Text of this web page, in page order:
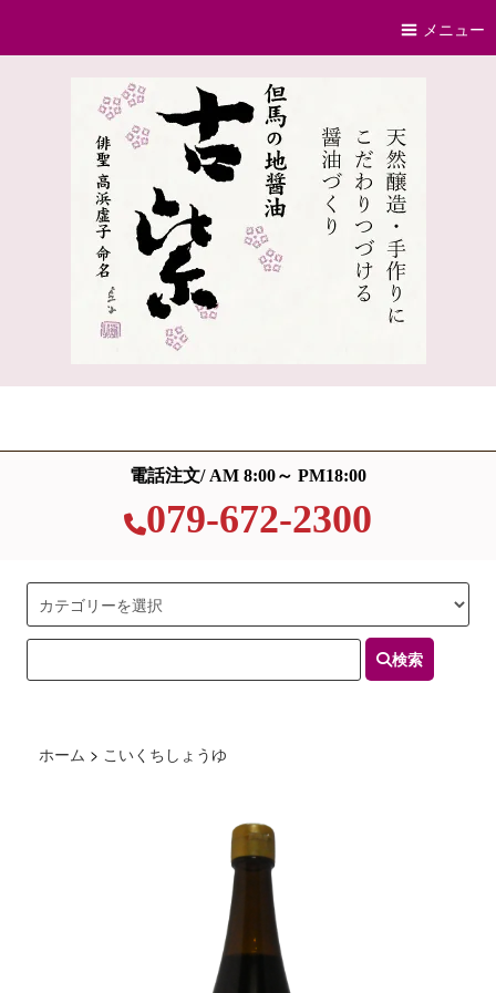
メニュー
電話注文/ AM 8:00～ PM18:00
079-672-2300
検索
ホーム > こいくちしょうゆ